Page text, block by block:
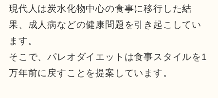
現代人は炭水化物中心の食事に移行した結
果、成人病などの健康問題を引き起こしてい
ます。
そこで、パレオダイエットは食事スタイルを1
万年前に戻すことを提案しています。